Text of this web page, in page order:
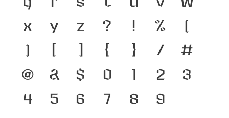
x y z ? ! % (
) [ ] { } / #
@ & $ 0 1 2 3
4 5 6 7 8 9